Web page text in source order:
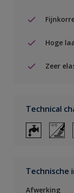
Hoge
Zeer
Technical
Technische
Afwerking